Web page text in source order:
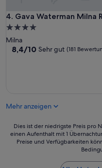
4. Gava Waterman Milna
Gava Waterman Milna
4.0-
Sterne-
Unterkunft
Milna
8.4
8,4/10 Sehr gut (181
Mehr anzeigen
Dies
ist
Dies ist der niedrigste Preis pro
einen Aufenthalt mit 1
Preise und Verfügbarkeiten